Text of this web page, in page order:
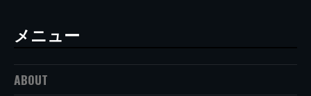
メニュー
ABOUT